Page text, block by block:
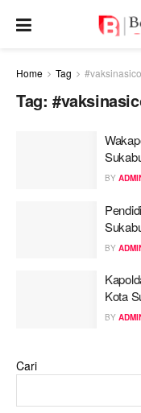
Home Tag
Tag:
BY
BY
Kota
BY
Cari